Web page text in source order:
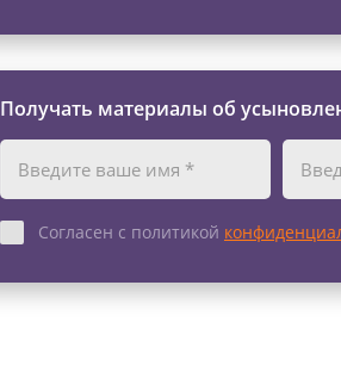
Получать материалы об
Согласен с политикой